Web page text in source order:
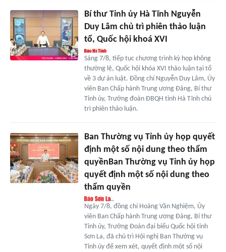
Bí thư Tỉnh ủy Hà Tĩnh Nguyễn
Duy Lâm chủ trì phiên thảo luận
tổ, Quốc hội khoá XVI
Sáng 7/8, tiếp tục chương trình kỳ họp không
thường lệ, Quốc hội khóa XVI thảo luận tại tổ
về 3 dự án luật. Đồng chí Nguyễn Duy Lâm, Ủy
viên Ban Chấp hành Trung ương Đảng, Bí thư
Tỉnh ủy, Trưởng đoàn ĐBQH tỉnh Hà Tĩnh chủ
trì phiên thảo luận.
Ban Thường vụ Tỉnh ủy họp quyết
định một số nội dung theo thẩm
quyềnBan Thường vụ Tỉnh ủy họp
quyết định một số nội dung theo
thẩm quyền
Ngày 7/8, đồng chí Hoàng Văn Nghiệm, Ủy
viên Ban Chấp hành Trung ương Đảng, Bí thư
Tỉnh ủy, Trưởng Đoàn đại biểu Quốc hội tỉnh
Sơn La, đã chủ trì Hội nghị Ban Thường vụ
Tỉnh ủy để xem xét, quyết định một số nội